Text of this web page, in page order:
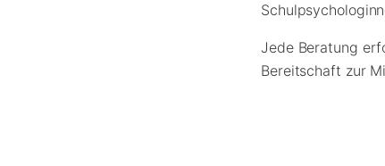
Jede Beratung
Bereitschaft zur